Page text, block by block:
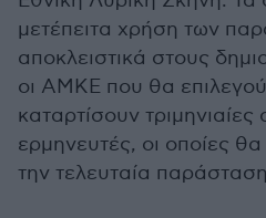
μετέπειτα χρήση των
αποκλειστικά στους
οι ΑΜΚΕ που θα
καταρτίσουν
ερμηνευτές, οι οποίες θα
την τελευταία